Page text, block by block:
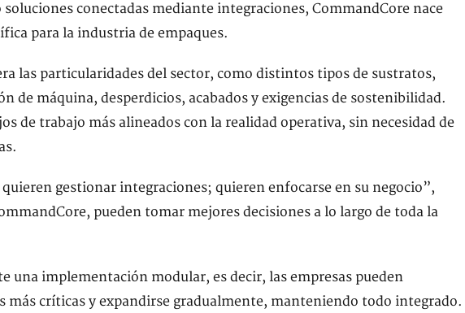
soluciones conectadas mediante integraciones, CommandCore nace
para la industria de empaques.
las particularidades del sector, como distintos tipos de sustratos,
de máquina, desperdicios, acabados y exigencias de sostenibilidad.
de trabajo más alineados con la realidad operativa, sin necesidad de
gestionar integraciones; quieren enfocarse en su negocio”,
pueden tomar mejores decisiones a lo largo de toda la
una implementación modular, es decir, las empresas pueden
más críticas y expandirse gradualmente, manteniendo todo integrado.